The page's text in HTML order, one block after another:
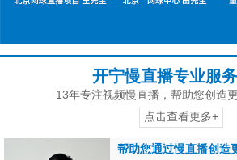
开宁慢直播专业服
13年专注视频慢直播，帮助您创造
点击查看更多+
帮助您通过慢直播创造